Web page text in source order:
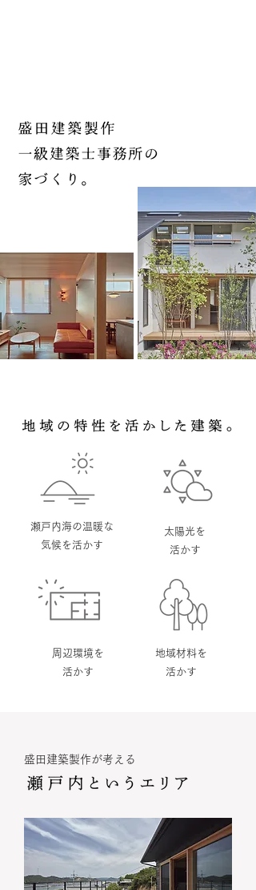
瀬戸内海の温暖な
気候を活かす
周辺環境を
活かす
太陽光を
活かす
地域材料を
活かす
盛田建築製作が考える